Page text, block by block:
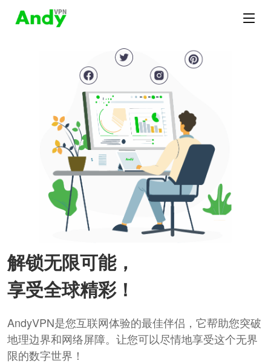
解锁无限可能，
享受全球精彩！
AndyVPN是您互联网体验的最佳伴侣，它帮助您突破
地理边界和网络屏障。让您可以尽情地享受这个无界
限的数字世界！